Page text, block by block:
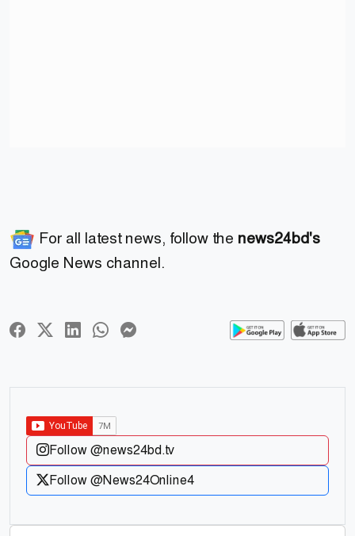
For all latest news, follow the news24bd's
Google News channel.
Follow @news24bd.tv
Follow @News24Online4